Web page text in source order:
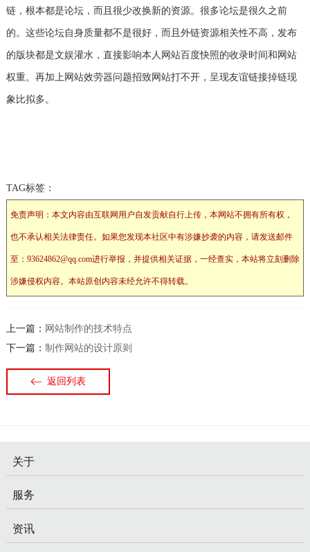
链，根本都是论坛，而且很少改换新的资源。很多论坛是很久之前
的。这些论坛自身质量都不是很好，而且外链资源相关性不高，发布
的版块都是文娱灌水，直接影响本人网站百度快照的收录时间和网站
权重。再加上网站效劳器问题招致网站打不开，呈现友谊链接掉链现
象比拟多。
TAG标签：
免责声明：本文内容由互联网用户自发贡献自行上传，本网站不拥有所有权，
也不承认相关法律责任。如果您发现本社区中有涉嫌抄袭的内容，请发送邮件
至：93624862@qq.com进行举报，并提供相关证据，一经查实，本站将立刻删除
涉嫌侵权内容。本站原创内容未经允许不得转载。
上一篇： 网站制作的技术特点
下一篇： 制作网站的设计原则
返回列表
关于
服务
资讯